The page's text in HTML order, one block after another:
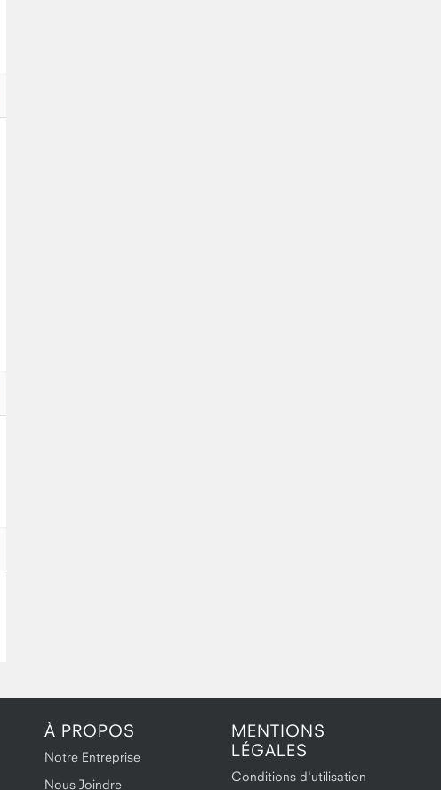
À PROPOS
Notre Entreprise
Nous Joindre
MENTIONS
LÉGALES
Conditions d'utilisation